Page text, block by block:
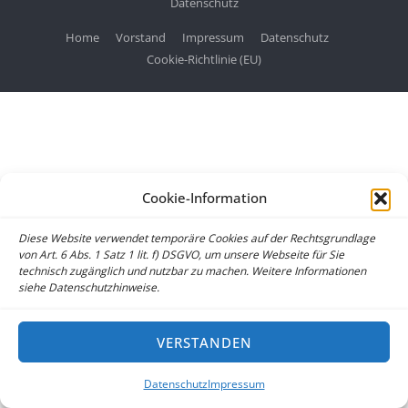
Cookie-Information
Diese Website verwendet temporäre Cookies auf der Rechtsgrundlage
von Art. 6 Abs. 1 Satz 1 lit. f) DSGVO, um unsere Webseite für Sie
technisch zugänglich und nutzbar zu machen. Weitere Informationen
siehe Datenschutzhinweise.
VERSTANDEN
DatenschutzImpressum
Home Vorstand Impressum
Datenschutz
Cookie-Richtlinie (EU)